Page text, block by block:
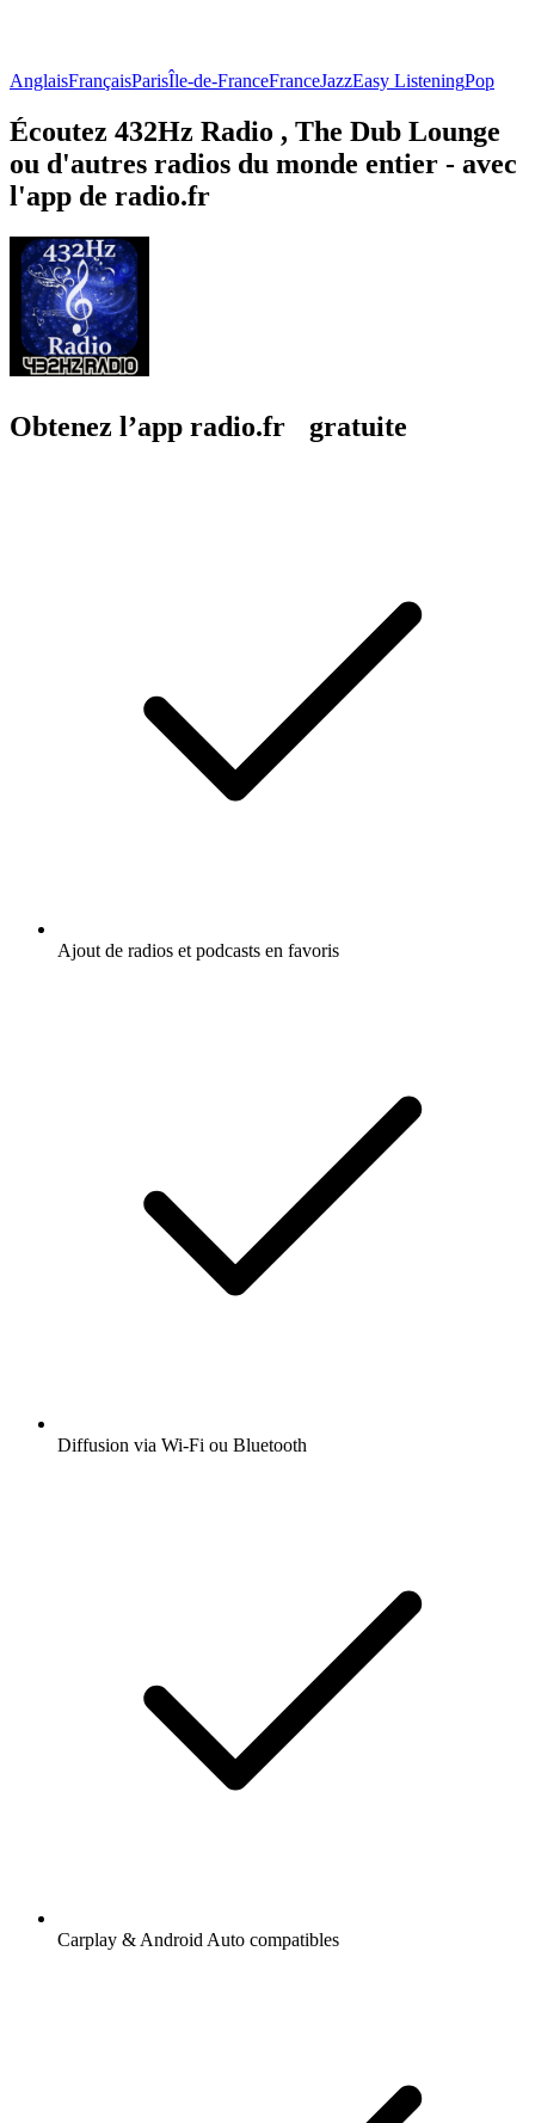
AnglaisFrançaisParisÎle-de-FranceFranceJazzEasy ListeningPop
Écoutez 432Hz Radio , The Dub Lounge
ou d'autres radios du monde entier - avec
l'app de radio.fr
Obtenez l’app radio.fr gratuite
Ajout de radios et podcasts en favoris
Diffusion via Wi-Fi ou Bluetooth
Carplay & Android Auto compatibles